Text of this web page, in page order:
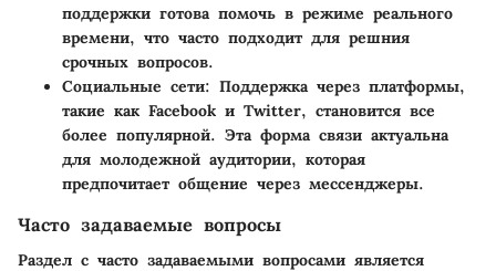
поддержки готова помочь в режиме реального
времени, что часто подходит для решния
срочных вопросов.
Социальные сети: Поддержка через платформы,
такие как Facebook и Twitter, становится все
более популярной. Эта форма связи актуальна
для молодежной аудитории, которая
предпочитает общение через мессенджеры.
Часто задаваемые вопросы
Раздел с часто задаваемыми вопросами является